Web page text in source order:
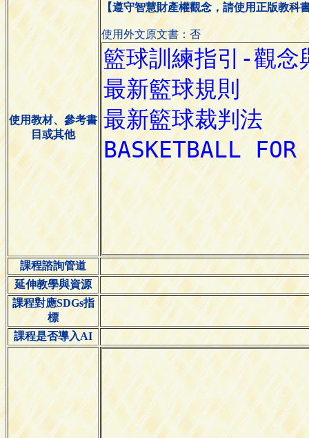
使用教材、參考書
目或其他
【遵守智慧財產權觀念，請使用正版教科
使用外文原文書：否
課程諮詢管道
延伸教學與資源
課程對應SDGs指
標
課程是否導入AI